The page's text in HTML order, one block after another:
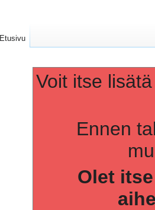
Voit itse
Ennen
Olet
Etusivu